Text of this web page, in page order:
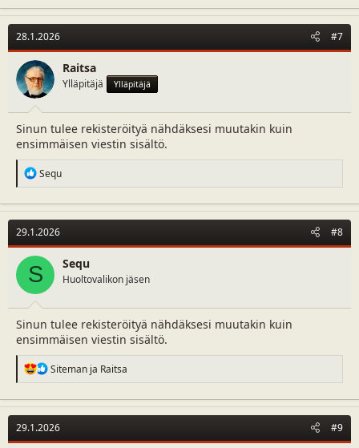
c
t
i
o
n
s
:
28.1.2026 #7
Raitsa
Ylläpitäjä Ylläpitäjä
Sinun tulee rekisteröityä nähdäksesi muutakin kuin
ensimmäisen viestin sisältö.
R
e
c
t
i
o
n
s
Sequ
29.1.2026 #8
S Sequ
Huoltovalikon jäsen
Sinun tulee rekisteröityä nähdäksesi muutakin kuin
ensimmäisen viestin sisältö.
R
e
c
t
i
o
Siteman ja Raitsa
29.1.2026 #9